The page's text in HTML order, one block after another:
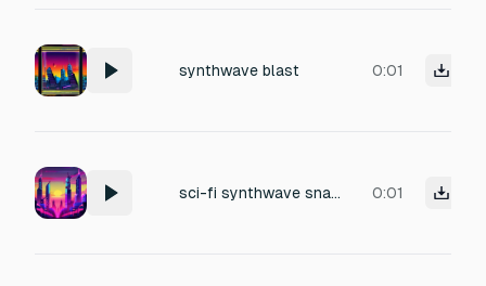
synthwave blast 0:01
sci-fi synthwave snap zap sound 0:01